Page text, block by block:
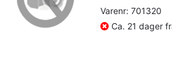
Varenr: 701320
Ca. 21 dager